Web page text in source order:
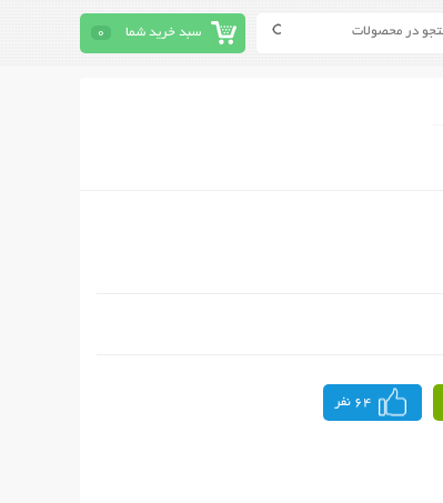
سبد خرید شما 0
64 نفر